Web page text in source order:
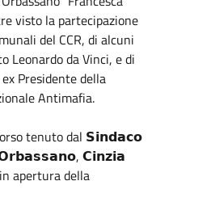
visto la partecipazione
del CCR, di alcuni
Leonardo da Vinci, e di
Presidente della
Antimafia.
tenuto dal 𝗦𝗶𝗻𝗱𝗮𝗰𝗼
𝗖𝗶𝗻𝘇𝗶𝗮
apertura della